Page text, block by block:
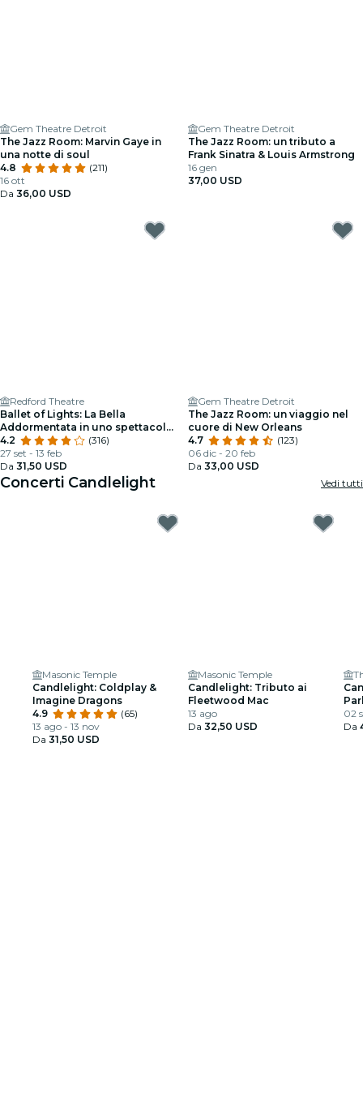
Gem Theatre Detroit
The Jazz Room: Marvin Gaye in
una notte di soul
4.8
(211)
16 ott
Da 36,00 USD
Gem Theatre Detroit
The Jazz Room: un tributo a
Frank Sinatra & Louis Armstrong
16 gen
37,00 USD
Redford Theatre
Ballet of Lights: La Bella
Addormentata in uno spettacolo
scintillante
4.2
(316)
27 set - 13 feb
Da 31,50 USD
Gem Theatre Detroit
The Jazz Room: un viaggio nel
cuore di New Orleans
4.7
(123)
06 dic - 20 feb
Da 33,00 USD
Concerti Candlelight Vedi tutti
Masonic Temple
Candlelight: Coldplay &
Imagine Dragons
4.9
(65)
13 ago - 13 nov
Da 31,50 USD
Masonic Temple
Candlelight: Tributo ai
Fleetwood Mac
13 ago
Da 32,50 USD
02
Da